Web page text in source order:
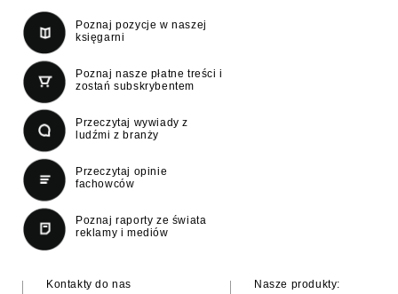
Poznaj pozycje w naszej
księgarni
Poznaj nasze płatne treści i
zostań subskrybentem
Przeczytaj wywiady z
ludźmi z branży
Przeczytaj opinie
fachowców
Poznaj raporty ze świata
reklamy i mediów
Kontakty do nas
Nasze produkty: